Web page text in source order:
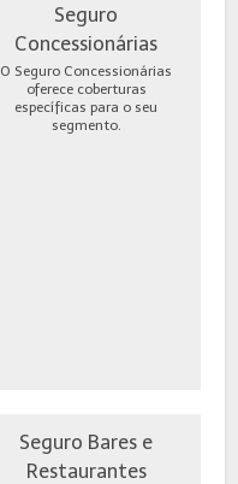
Seguro
Concessionárias
O Seguro Concessionárias
oferece coberturas
específicas para o seu
segmento.
Seguro Bares e
Restaurantes